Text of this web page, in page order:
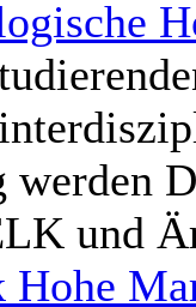
werden
und